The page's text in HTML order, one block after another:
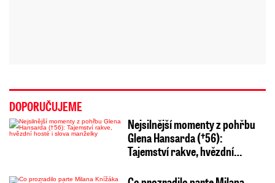
DOPORUČUJEME
Nejsilnější momenty z pohřbu
Glena Hansarda (†56):
Tajemství rakve, hvězdní…